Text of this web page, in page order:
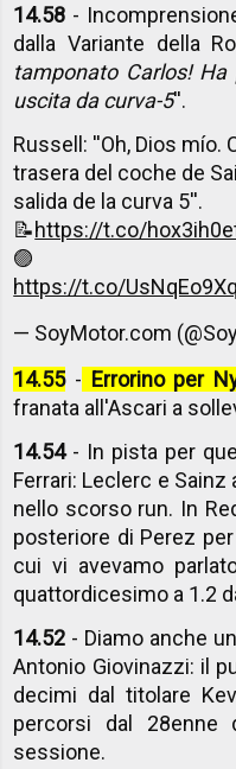
14.58 -
dalla Variante della
tamponato Carlos!
uscita da curva-5''.
Russell: ''Oh, Dios mío.
trasera del coche de
salida de la curva 5''.
📝https://t.co/
🟣
https://t.co/
— SoyMotor.com
14.55- Errorino per
franata all'Ascari a
14.54- In pista per
Ferrari: Leclerc e
nello scorso run. In
posteriore di Perez
cui vi avevamo
quattordicesimo a 1.2
14.52 - Diamo anche
Antonio Giovinazzi: il
decimi dal titolare
percorsi dal 28enne
sessione.